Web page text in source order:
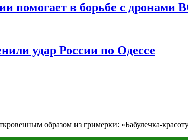
помогает в борьбе с дронами
удар России по Одессе
образом из гримерки: «Бабулечка-